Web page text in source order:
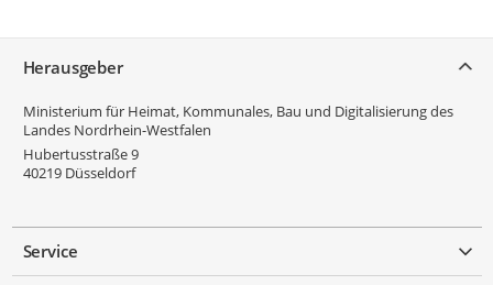
Herausgeber
Ministerium für Heimat, Kommunales, Bau und Digitalisierung des
Landes Nordrhein-Westfalen
Hubertusstraße 9
40219 Düsseldorf
Service